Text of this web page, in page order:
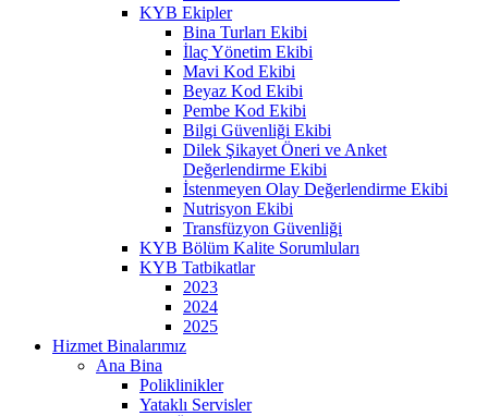
KYB Ekipler
Bina Turları Ekibi
İlaç Yönetim Ekibi
Mavi Kod Ekibi
Beyaz Kod Ekibi
Pembe Kod Ekibi
Bilgi Güvenliği Ekibi
Dilek Şikayet Öneri ve Anket
Değerlendirme Ekibi
İstenmeyen Olay Değerlendirme Ekibi
Nutrisyon Ekibi
Transfüzyon Güvenliği
KYB Bölüm Kalite Sorumluları
KYB Tatbikatlar
2023
2024
2025
Hizmet Binalarımız
Ana Bina
Poliklinikler
Yataklı Servisler